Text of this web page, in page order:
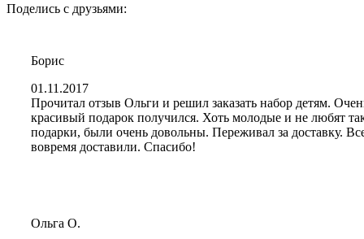
Поделись с друзьями:
Борис
01.11.2017
Прочитал отзыв Ольги и решил заказать набор детям.
красивый подарок получился. Хоть молодые и не любят
подарки, были очень довольны. Переживал за доставку.
вовремя доставили. Спасибо!
Ольга О.